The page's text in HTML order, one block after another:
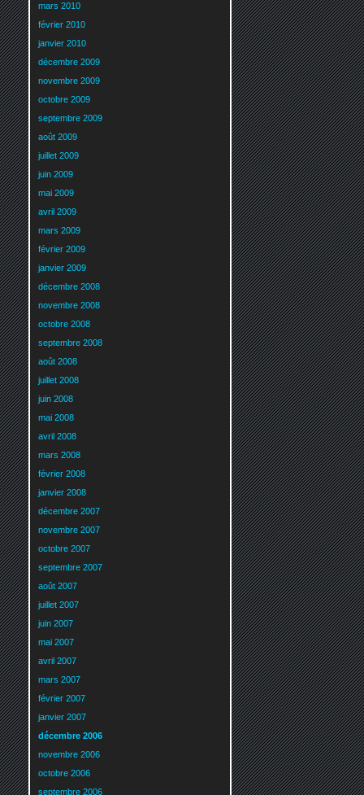
mars 2010
février 2010
janvier 2010
décembre 2009
novembre 2009
octobre 2009
septembre 2009
août 2009
juillet 2009
juin 2009
mai 2009
avril 2009
mars 2009
février 2009
janvier 2009
décembre 2008
novembre 2008
octobre 2008
septembre 2008
août 2008
juillet 2008
juin 2008
mai 2008
avril 2008
mars 2008
février 2008
janvier 2008
décembre 2007
novembre 2007
octobre 2007
septembre 2007
août 2007
juillet 2007
juin 2007
mai 2007
avril 2007
mars 2007
février 2007
janvier 2007
décembre 2006
novembre 2006
octobre 2006
septembre 2006